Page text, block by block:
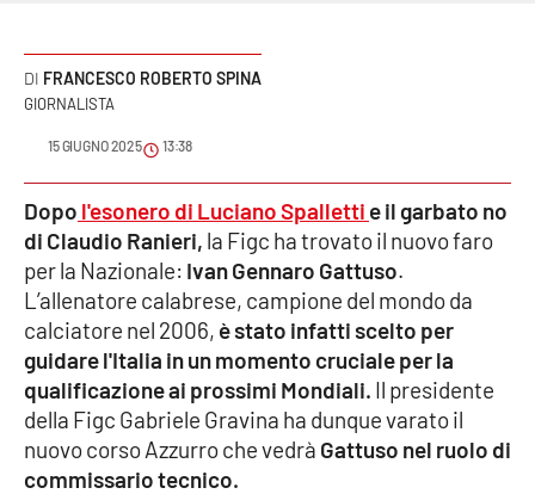
Meteo
Editoriali
VIDEO
Ambiente
Cronaca
Cultura
Economia e Lavoro
FRANCESCO ROBERTO SPINA
GIORNALISTA
15 GIUGNO 2025 13:38
Dopo l'esonero di Luciano Spalletti e il garbato no
di Claudio Ranieri, la Figc ha trovato il nuovo faro
per la Nazionale: Ivan Gennaro Gattuso.
L’allenatore calabrese, campione del mondo da
calciatore nel 2006, è stato infatti scelto per
guidare l'Italia in un momento cruciale per la
qualificazione ai prossimi Mondiali. Il presidente
della Figc Gabriele Gravina ha dunque varato il
nuovo corso Azzurro che vedrà Gattuso nel ruolo di
commissario tecnico.